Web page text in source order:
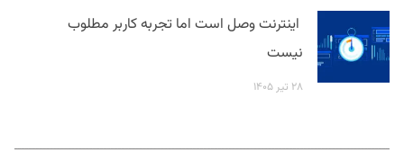
اینترنت وصل است اما تجربه کاربر مطلوب
نیست
۲۸ تیر ۱۴۰۵